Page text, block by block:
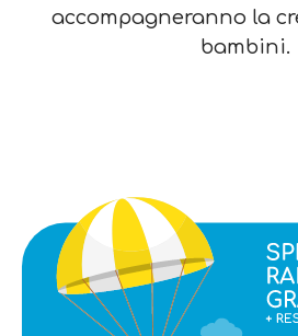
accompagneranno la
bambini.